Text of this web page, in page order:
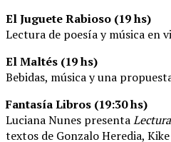
El Juguete Rabioso (19 hs)
Lectura de poesía y música en
El Maltés (19 hs)
Bebidas, música y una
Fantasía Libros (19:30 hs)
Luciana Nunes presenta
textos de Gonzalo Heredia,